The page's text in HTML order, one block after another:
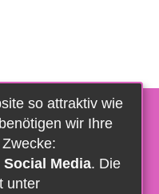
so attraktiv wie
wir Ihre
Media. Die
unter